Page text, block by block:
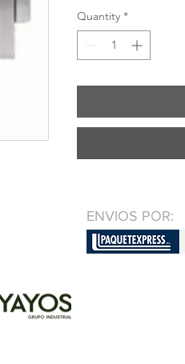
Quantity *
ENVIOS POR: